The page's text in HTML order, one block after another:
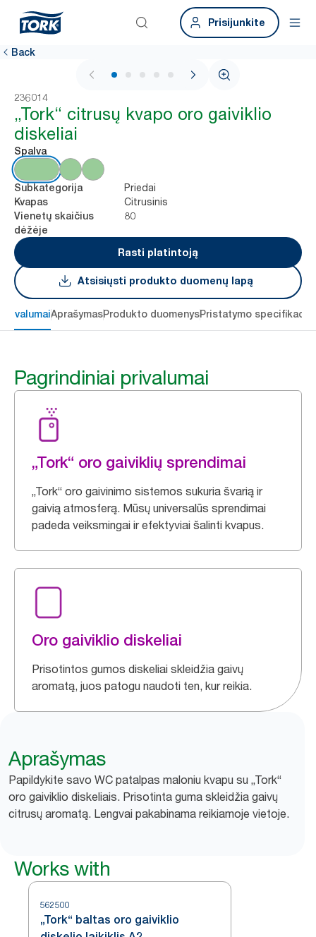
Prisijunkite
Back
1 / 5
236014
„Tork“ citrusų kvapo oro gaiviklio
diskeliai
Spalva
Subkategorija Priedai
Kvapas Citrusinis
Vienetų skaičius
dėžėje
80
Rasti platintoją
Atsisiųsti produkto duomenų lapą
AprašymasProdukto duomenysPristatymo
Pagrindiniai privalumai
„Tork“ oro gaiviklių sprendimai
„Tork“ oro gaivinimo sistemos sukuria švarią ir
gaivią atmosferą. Mūsų universalūs sprendimai
padeda veiksmingai ir efektyviai šalinti kvapus.
Oro gaiviklio diskeliai
Prisotintos gumos diskeliai skleidžia gaivų
aromatą, juos patogu naudoti ten, kur reikia.
Aprašymas
Papildykite savo WC patalpas maloniu kvapu su „Tork“
oro gaiviklio diskeliais. Prisotinta guma skleidžia gaivų
citrusų aromatą. Lengvai pakabinama reikiamoje vietoje.
Works with
562500
„Tork“ baltas oro gaiviklio